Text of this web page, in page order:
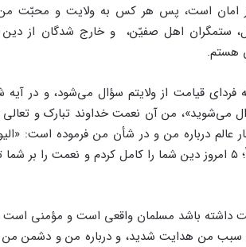
امان است، پس هر کس به ولایت و محبّت
ستمگران اهل صفیّن، ‌ و خارج شدگان از دین
هستم.
می‌شوید»، من آن نعمت خداوند تبارک و
عالم درباره من و در شأن من فرموده است:‌
رضیت لکم الإسلام دیناً؛ ۵ امروز دین شما را کامل کردم و
باشد مسلمان واقعی است و مؤمنی است
من هدایت شدید، و درباره من و دشمن من